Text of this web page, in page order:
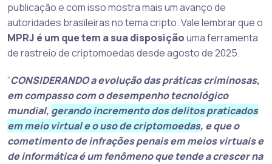
publicação e com isso mostra mais um avanço de
autoridades brasileiras no tema cripto. Vale lembrar que o
MPRJ é um que tem a sua disposiçãouma ferramenta
de rastreio de criptomoedas desde agosto de 2025.
“CONSIDERANDO a evolução das práticas criminosas,
em compasso com o desempenho tecnológico
mundial, gerando incremento dos delitos praticados
em meio virtual e o uso de criptomoedas, e que o
cometimento de infrações penais em meios virtuais e
de informática é um fenômeno que tende a crescer na